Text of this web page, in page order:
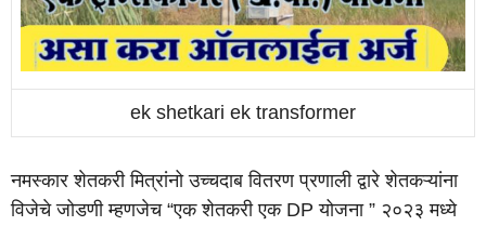
ek shetkari ek transformer
नमस्कार शेतकरी मित्रांनो उच्चदाब वितरण प्रणाली द्वारे शेतकऱ्यांना
विजेचे जोडणी म्हणजेच “एक शेतकरी एक DP योजना ” २०२३ मध्ये